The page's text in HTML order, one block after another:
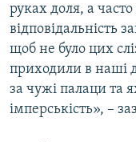
руках доля, а
відповідальність
щоб не було цих
приходили в наші
за чужі палаци та
імперськість», –